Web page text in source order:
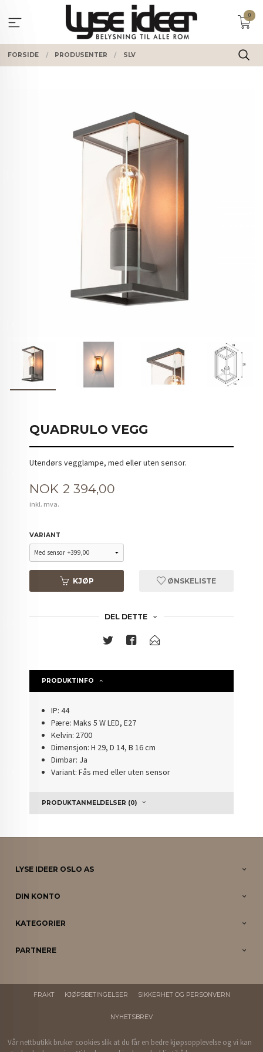
innholdet
0
FORSIDE PRODUSENTER SLV
QUADRULO VEGG
Utendørs vegglampe, med eller uten sensor.
Pris
NOK 2 394,00
inkl. mva.
VARIANT
KJØP ØNSKELISTE
DEL DETTE
PRODUKTINFO
IP: 44
Pære: Maks 5 W LED, E27
Kelvin: 2700
Dimensjon: H 29, D 14, B 16 cm
Dimbar: Ja
Variant: Fås med eller uten sensor
PRODUKTANMELDELSER (0)
LYSE IDEER OSLO AS
DIN KONTO
KATEGORIER
PARTNERE
FRAKT KJØPSBETINGELSER SIKKERHET OG PERSONVERN
NYHETSBREV
Vår nettbutikk bruker cookies slik at du får en bedre kjøpsopplevelse og vi kan